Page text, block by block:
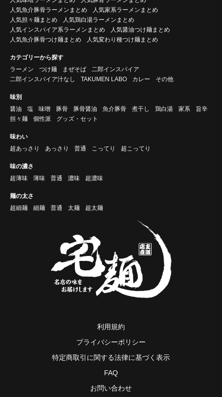
人気魚介豚骨ラーメンまとめ
人気家系ラーメンまとめ
人気担々麺まとめ
人気鶏白湯ラーメンまとめ
人気インスパイア系ラーメンまとめ
人気醤油つけ麺まとめ
人気魚介豚骨つけ麺まとめ
人気変わり種つけ麺まとめ
カテゴリーから探す
ラーメン
つけ麺 まぜそば
二郎インスパイア
二郎インスパイア汁なし
TAKUMEN LABO カレー その他
味別
醤油
塩 味噌 豚骨 豚骨醤油 魚介豚骨 煮干し 鶏白湯 家系
旨辛
担々麺
個性派 グッズ・セット
味わい
超あっさり
あっさり 普通 こってり 超こってり
味の濃さ
超薄味
薄味 普通 濃味 超濃味
麺の太さ
超細麺
細麺 普通 太麺 超太麺
利用規約
プライバシーポリシー
特定商取引に関する法律に基づく表示
FAQ
お問い合わせ